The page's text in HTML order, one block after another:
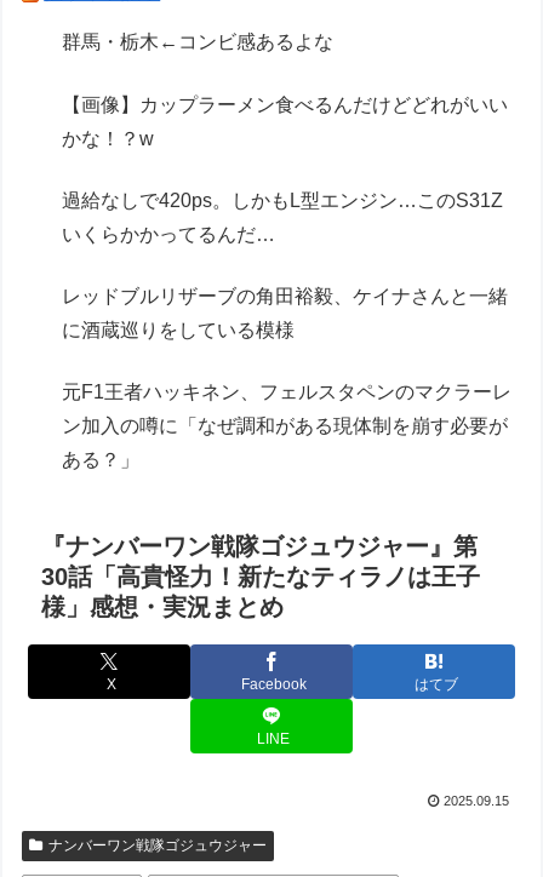
Powered by livedoor 相互RSS
群馬・栃木←コンビ感あるよな
【画像】カップラーメン食べるんだけどどれがいい
かな！？w
過給なしで420ps。しかもL型エンジン…このS31Z
いくらかかってるんだ…
レッドブルリザーブの角田裕毅、ケイナさんと一緒
に酒蔵巡りをしている模様
元F1王者ハッキネン、フェルスタペンのマクラーレ
ン加入の噂に「なぜ調和がある現体制を崩す必要が
ある？」
『ナンバーワン戦隊ゴジュウジャー』第
30話「高貴怪力！新たなティラノは王子
様」感想・実況まとめ
X Facebook はてブ
LINE
2025.09.15
ナンバーワン戦隊ゴジュウジャー